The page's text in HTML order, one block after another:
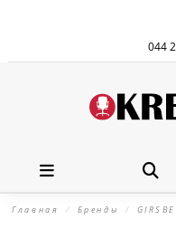
044
Главная Бренды